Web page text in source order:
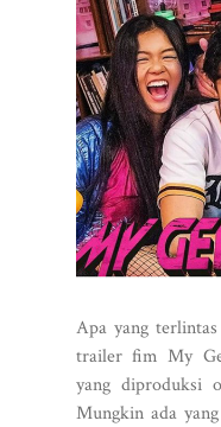
Apa yang
trailer fim My
yang diproduksi
Mungkin ada